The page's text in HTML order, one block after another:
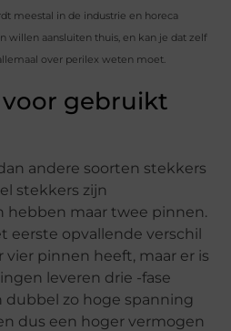
meestal in de industrie en horeca
willen aansluiten thuis, en kan je dat zelf
over perilex weten moet.
gebruikt
andere soorten stekkers
stekkers zijn
hebben maar twee pinnen.
eerste opvallende verschil
pinnen heeft, maar er is
leveren drie -fase
dubbel zo hoge spanning
dus een hoger vermogen